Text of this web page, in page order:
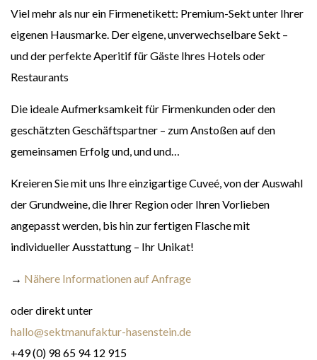
Viel mehr als nur ein Firmenetikett: Premium-Sekt unter Ihrer
eigenen Hausmarke. Der eigene, unverwechselbare Sekt –
und der perfekte Aperitif für Gäste Ihres Hotels oder
Restaurants
Die ideale Aufmerksamkeit für Firmenkunden oder den
geschätzten Geschäftspartner – zum Anstoßen auf den
gemeinsamen Erfolg und, und und…
Kreieren Sie mit uns Ihre einzigartige Cuveé, von der Auswahl
der Grundweine, die Ihrer Region oder Ihren Vorlieben
angepasst werden, bis hin zur fertigen Flasche mit
individueller Ausstattung – Ihr Unikat!
→ Nähere Informationen auf Anfrage
oder direkt unter
hallo@sektmanufaktur-hasenstein.de
+49 (0) 98 65 94 12 915